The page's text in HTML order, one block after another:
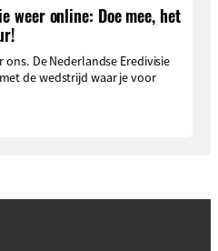
weer online: Doe mee, het
ons. De Nederlandse Eredivisie
de wedstrijd waar je voor